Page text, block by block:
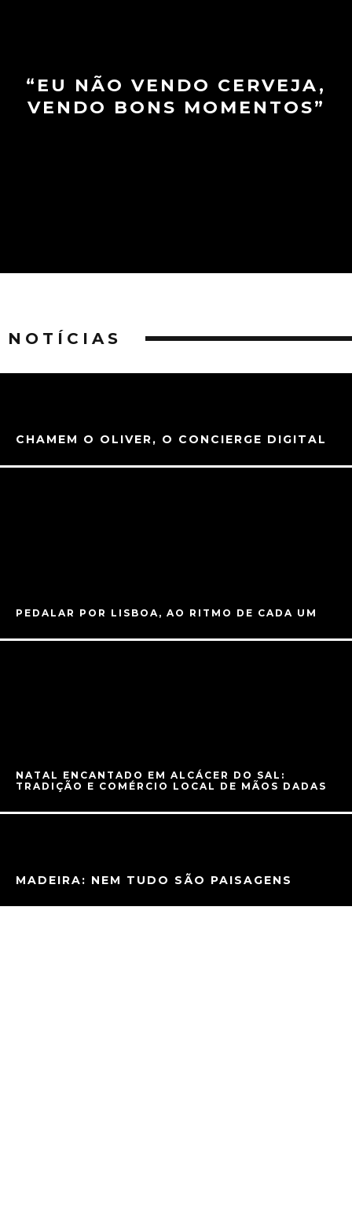
“EU NÃO VENDO CERVEJA,
VENDO BONS MOMENTOS”
NOTÍCIAS
CHAMEM O OLIVER, O CONCIERGE DIGITAL
PEDALAR POR LISBOA, AO RITMO DE CADA UM
NATAL ENCANTADO EM ALCÁCER DO SAL:
TRADIÇÃO E COMÉRCIO LOCAL DE MÃOS DADAS
MADEIRA: NEM TUDO SÃO PAISAGENS